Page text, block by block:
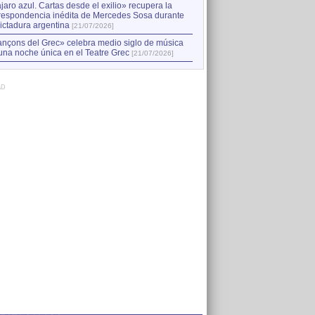
azul. Cartas desde el exilio» recupera la
inédita de Mercedes Sosa durante
argentina [21/07/2026]
del Grec» celebra medio siglo de música
noche única en el Teatre Grec [21/07/2026]